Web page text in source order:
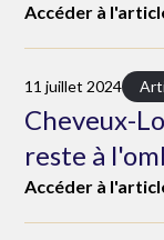
Accéder à
11 juillet 2024
Cheveux-
reste à
Accéder à